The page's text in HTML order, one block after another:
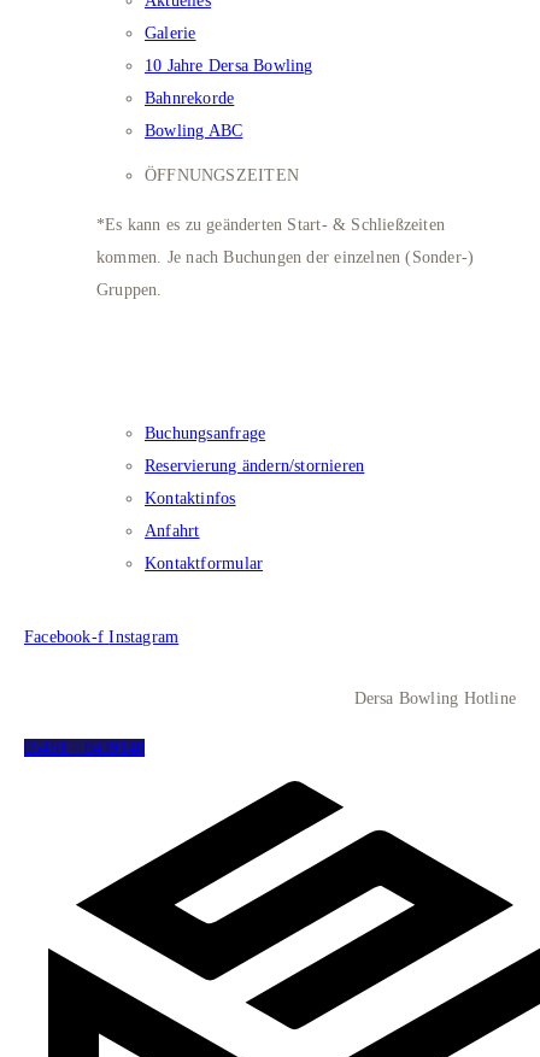
Galerie
10 Jahre Dersa Bowling
Bahnrekorde
Bowling ABC
ÖFFNUNGSZEITEN
*Es kann es zu geänderten Start- & Schließzeiten
kommen. Je nach Buchungen der einzelnen (Sonder-)
Gruppen.
Buchungsanfrage
Reservierung ändern/stornieren
Kontaktinfos
Anfahrt
Kontaktformular
Facebook-f Instagram
Dersa Bowling Hotline
05491 - 8439148